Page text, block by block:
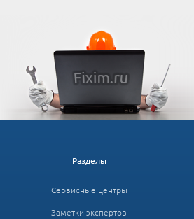
Разделы
Сервисные центры
Заметки экспертов